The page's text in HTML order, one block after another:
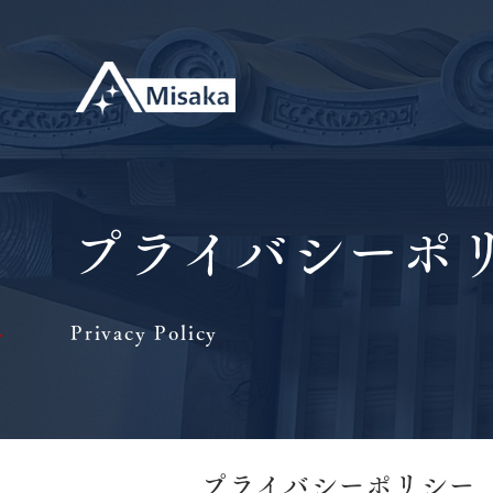
プライバシーポ
Privacy Policy
プライバシーポリシー